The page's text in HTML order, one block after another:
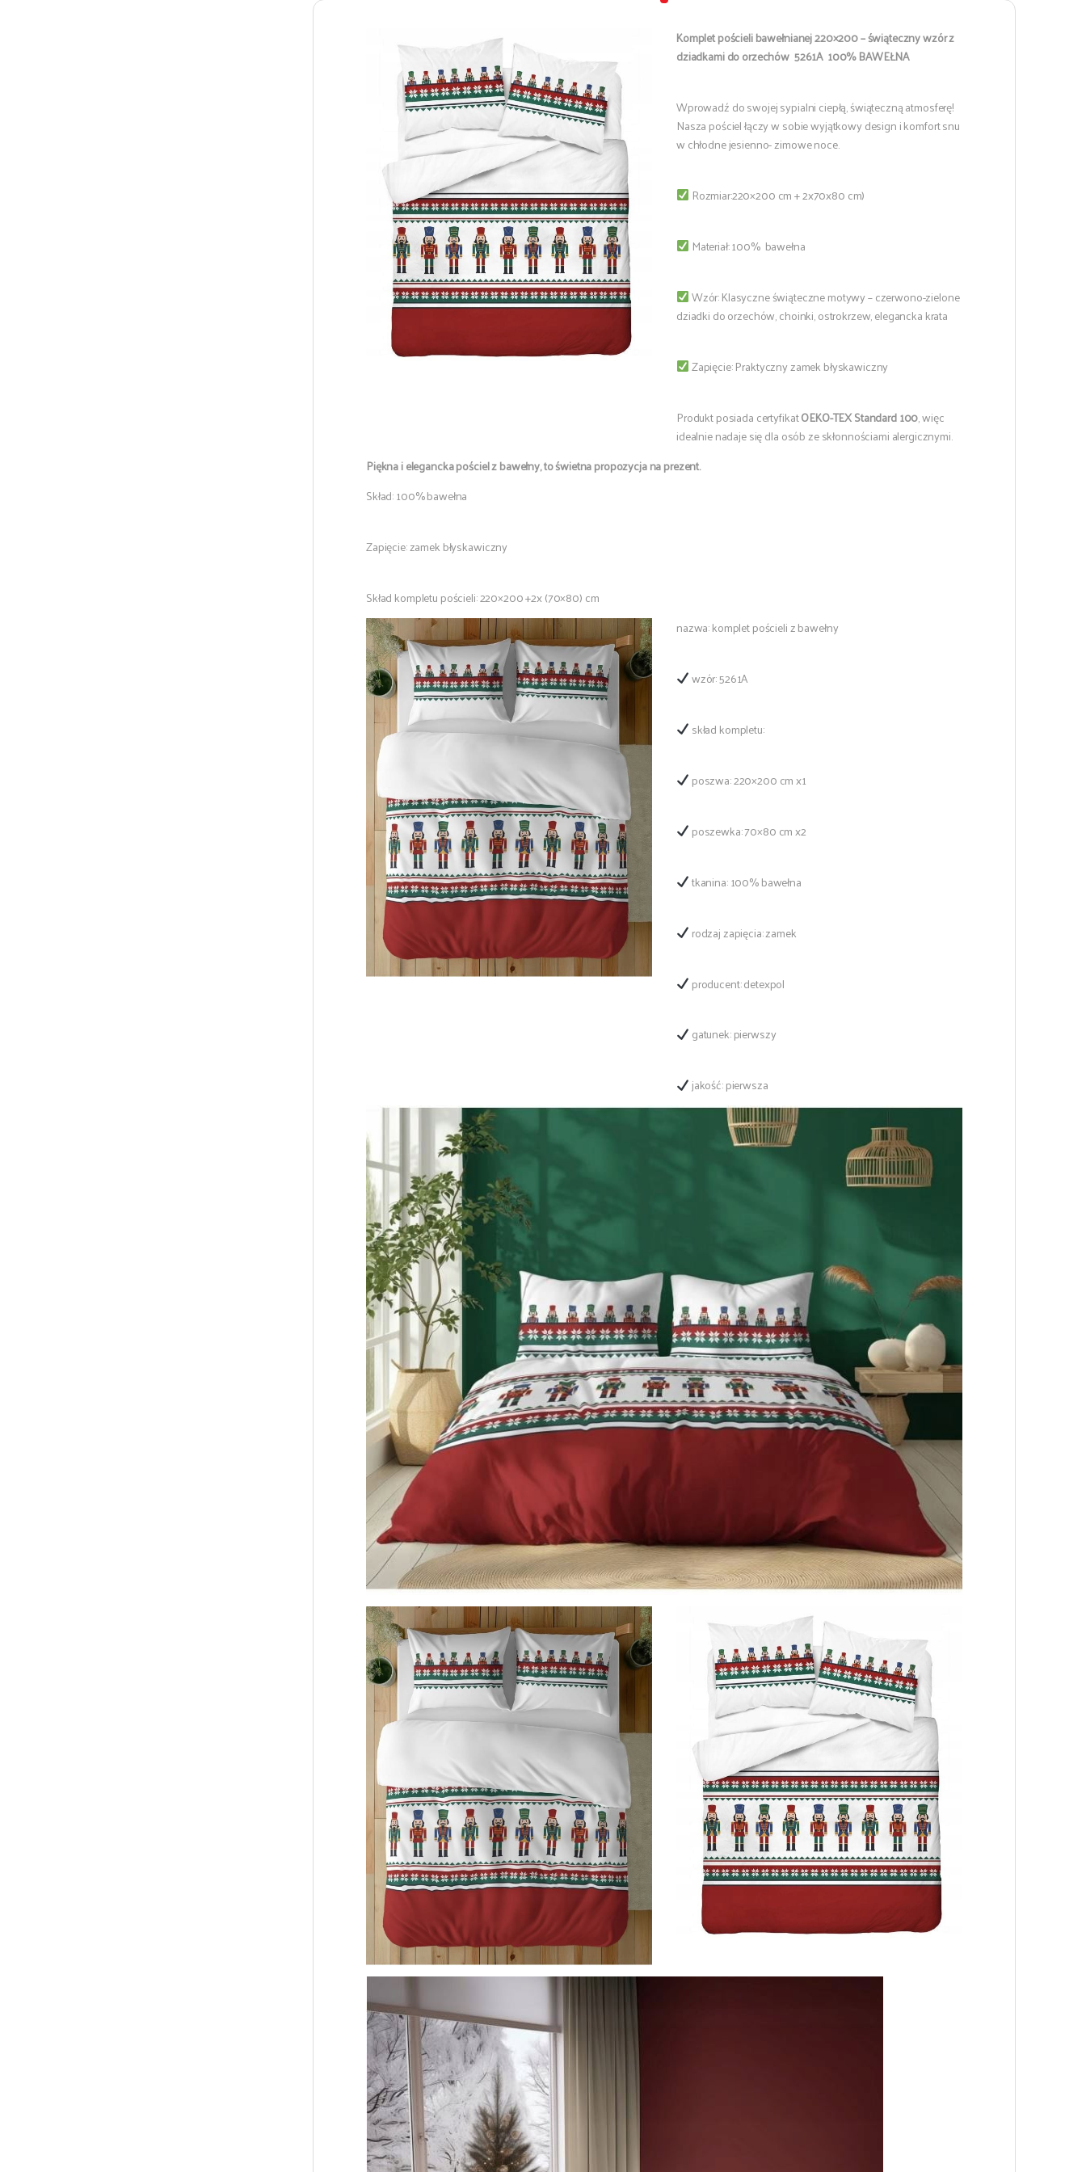
Komplet pościeli bawełnianej 220×200 – świąteczny wzór z
dziadkami do orzechów 5261A 100% BAWEŁNA
Wprowadź do swojej sypialni ciepłą, świąteczną atmosferę!
Nasza pościel łączy w sobie wyjątkowy design i komfort snu
w chłodne jesienno- zimowe noce.
Rozmiar:220×200 cm + 2x70x80 cm)
Materiał: 100% bawełna
Wzór: Klasyczne świąteczne motywy – czerwono-zielone
dziadki do orzechów, choinki, ostrokrzew, elegancka krata
Zapięcie: Praktyczny zamek błyskawiczny
Produkt posiada certyfikatOEKO-TEX Standard 100, więc
idealnie nadaje się dla osób ze skłonnościami alergicznymi.
Piękna i elegancka pościel z bawełny, to świetna propozycja na prezent.
Skład: 100% bawełna
Zapięcie: zamek błyskawiczny
Skład kompletu pościeli: 220×200 +2x (70×80) cm
nazwa: komplet pościeli z bawełny
wzór: 5261A
skład kompletu:
poszwa: 220×200 cm x1
poszewka: 70×80 cm x2
tkanina: 100% bawełna
rodzaj zapięcia: zamek
producent: detexpol
gatunek: pierwszy
jakość: pierwsza